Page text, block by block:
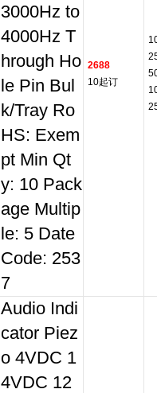
3000Hz to
4000Hz T
hrough Ho
le Pin Bul
k/Tray Ro
HS: Exem
pt Min Qt
y: 10 Pack
age Multip
le: 5 Date
Code: 253
7
2688
10起订
Audio Indi
cator Piez
o 4VDC 1
4VDC 12